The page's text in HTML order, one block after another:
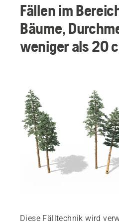
Fällen im
Bäume,
weniger als 20
Diese Fälltechnik wird